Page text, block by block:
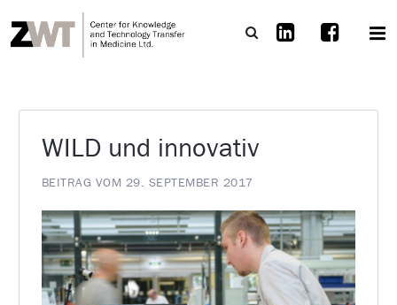
WILD und innovativ
BEITRAG VOM 29. SEPTEMBER 2017